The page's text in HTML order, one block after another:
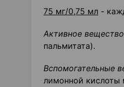
75 мг/0,75 мл -
Активное
пальмитата).
Вспомогательные
лимонной кислоты